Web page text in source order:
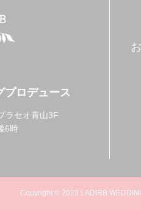
プロデュース
ラセオ青山3F
6時
Copyright © 2023 LADIRB